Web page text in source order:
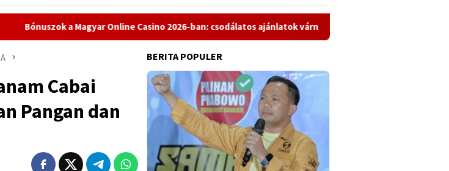
a Magyar Online Casino 2026-ban: csodálatos ajánlatok várnak rád
Cabai
Pangan dan
BERITA POPULER